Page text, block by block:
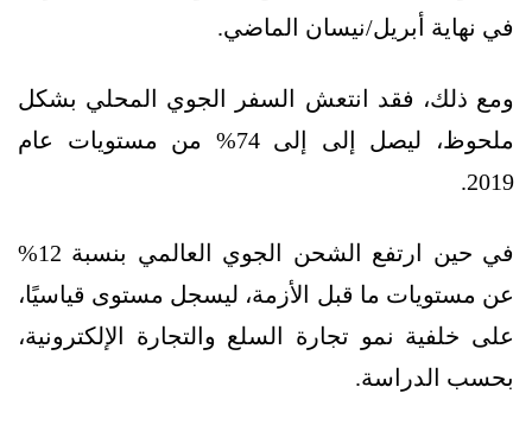
في نهاية أبريل/نيسان الماضي.
ومع ذلك، فقد انتعش السفر الجوي المحلي بشكل
ملحوظ، ليصل إلى إلى 74% من مستويات عام
2019.
في حين ارتفع الشحن الجوي العالمي بنسبة 12%
عن مستويات ما قبل الأزمة، ليسجل مستوى قياسيًا،
على خلفية نمو تجارة السلع والتجارة الإلكترونية،
بحسب الدراسة.